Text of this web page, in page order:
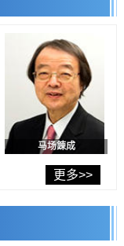
数至少减半，重点强
明即便DNA相同反应
，在转移性尿路上皮
读第七期基本计划
糖链变化
安宁
马场錬成
更多>>